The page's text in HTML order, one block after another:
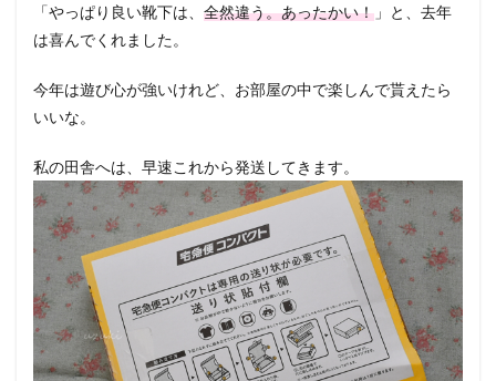
「やっぱり良い靴下は、 全然違う。あったかい！ 」と、去年
は喜んでくれました。
今年は遊び心が強いけれど、お部屋の中で楽しんで貰えたら
いいな。
私の田舎へは、早速これから発送してきます。